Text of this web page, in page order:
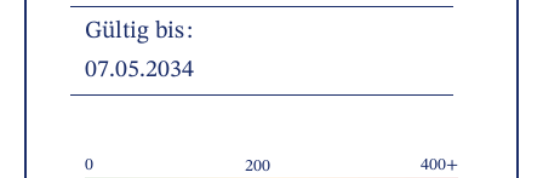
Gültig bis
07.05.2034
0 200 400+